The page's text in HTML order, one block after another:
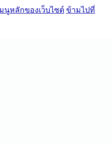
นูหลักของเว็บไซต์ ข้ามไปที่